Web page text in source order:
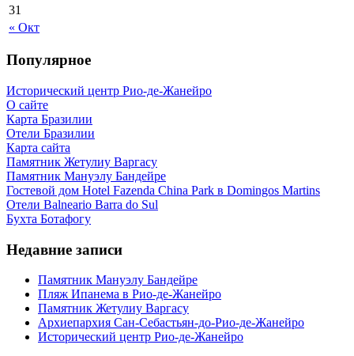
« Окт
31
Популярное
Исторический центр Рио-де-Жанейро
О сайте
Карта Бразилии
Отели Бразилии
Карта сайта
Памятник Жетулиу Варгасу
Памятник Мануэлу Бандейре
Гостевой дом Hotel Fazenda China Park в Domingos Martins
Отели Balneario Barra do Sul
Бухта Ботафогу
Недавние записи
Памятник Мануэлу Бандейре
Пляж Ипанема в Рио-де-Жанейро
Памятник Жетулиу Варгасу
Архиепархия Сан-Себастьян-до-Рио-де-Жанейро
Исторический центр Рио-де-Жанейро